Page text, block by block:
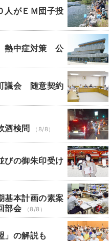
がＥＭ団子投
熱中症対策 公
議会 随意契約
酒検問 （8/8）
の御朱印受け
本計画の素案
部会
（8/8）
の解説も